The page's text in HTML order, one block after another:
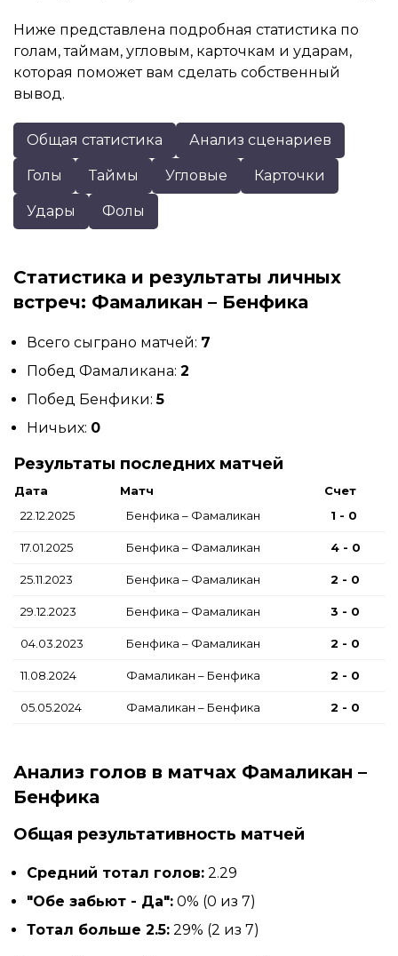
Ниже представлена подробная статистика по
голам, таймам, угловым, карточкам и ударам,
которая поможет вам сделать собственный
вывод.
Общая статистика Анализ сценариев
Голы Таймы Угловые Карточки
Удары Фолы
Статистика и результаты личных
встреч: Фамаликан – Бенфика
Всего сыграно матчей: 7
Побед Фамаликана: 2
Побед Бенфики:5
Ничьих: 0
Результаты последних матчей
Дата Матч
Счет
22.12.2025
Бенфика – Фамаликан 1 - 0
17.01.2025 Бенфика – Фамаликан 4 - 0
25.11.2023 Бенфика – Фамаликан 2 - 0
29.12.2023 Бенфика – Фамаликан 3 - 0
04.03.2023 Бенфика – Фамаликан 2 - 0
11.08.2024 Фамаликан – Бенфика 2 - 0
05.05.2024 Фамаликан – Бенфика 2 - 0
Анализ голов в матчах Фамаликан –
Бенфика
Общая результативность матчей
Средний тотал голов: 2.29
"Обе забьют - Да": 0% (0 из 7)
Тотал больше 2.5: 29% (2 из 7)